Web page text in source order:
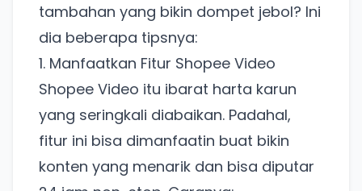
tambahan yang bikin dompet jebol? Ini
dia beberapa tipsnya:
1. Manfaatkan Fitur Shopee Video
Shopee Video itu ibarat harta karun
yang seringkali diabaikan. Padahal,
fitur ini bisa dimanfaatin buat bikin
konten yang menarik dan bisa diputar